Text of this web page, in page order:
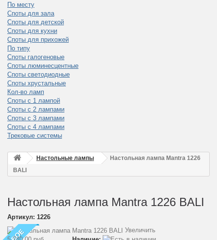
По месту
Споты для зала
Споты для детской
Споты для кухни
Споты для прихожей
По типу
Споты галогеновые
Споты люминесцентные
Споты светодиодные
Споты хрустальные
Кол-во ламп
Споты с 1 лампой
Споты с 2 лампами
Споты с 3 лампами
Споты с 4 лампами
Трековые системы
Настольные лампы
Настольная лампа Mantra 1226
BALI
Настольная лампа Mantra 1226 BALI
Артикул: 1226
Увеличить